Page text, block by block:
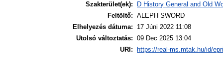
Szakterület(ek):
D History General and Old
Feltöltő: ALEPH SWORD
Elhelyezés dátuma:
17 Júni 2022 11:08
Utolsó változtatás: 09 Dec 2025 13:04
URI:
https://real-ms.mtak.hu/id/